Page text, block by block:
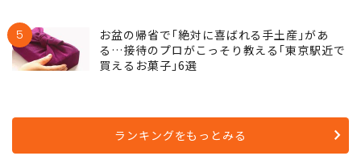
5
お盆の帰省で｢絶対に喜ばれる手土産｣があ
る…接待のプロがこっそり教える｢東京駅近で
買えるお菓子｣6選
ランキングをもっとみる